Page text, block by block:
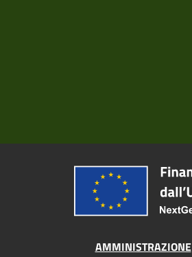
AMMINISTRAZIONE